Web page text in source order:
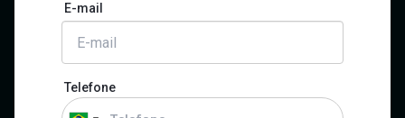
E-mail
Telefone